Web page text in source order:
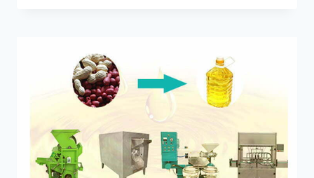
कारखानों
के
लिए
उपयुक्त
तेल
प्रेस
लाइन